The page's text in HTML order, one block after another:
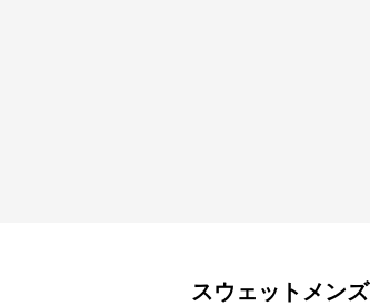
スウェットメンズ